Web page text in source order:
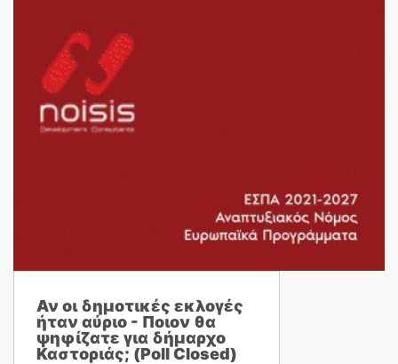
Αν οι δημοτικές εκλογές
ήταν αύριο - Ποιον θα
ψηφίζατε για δήμαρχο
Καστοριάς; (Poll Closed)